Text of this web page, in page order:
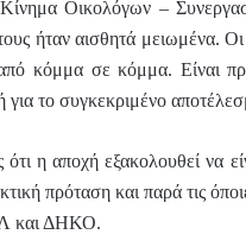
Οικολόγων –
ήταν αισθητά μειωμένα. Οι
κόμμα σε κόμμα. Είναι
για το συγκεκριμένο
η αποχή εξακολουθεί να
πρόταση και παρά τις
και ΔΗΚΟ.